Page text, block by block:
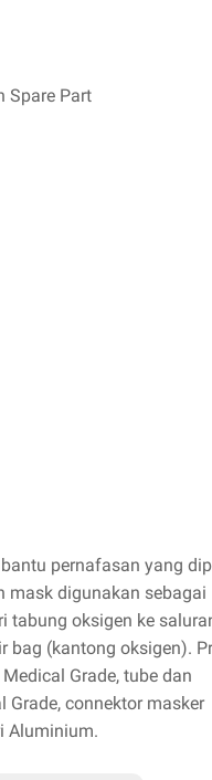
Spare Part
pernafasan yang
mask digunakan sebagai
tabung oksigen ke
bag (kantong oksigen).
Grade, tube dan
Grade, connektor masker
Aluminium.